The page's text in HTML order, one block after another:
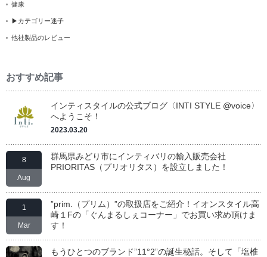
健康
▶カテゴリー迷子
他社製品のレビュー
おすすめ記事
インティスタイルの公式ブログ〈INTI STYLE @voice〉
へようこそ！
2023.03.20
8
Aug
群馬県みどり市にインティバリの輸入販売会社
PRIORITAS（プリオリタス）を設立しました！
1
Mar
”prim.（プリム）”の取扱店をご紹介！イオンスタイル高
崎１Fの「ぐんまるしぇコーナー」でお買い求め頂けま
す！
もうひとつのブランド”11°2”の誕生秘話。そして「塩椎